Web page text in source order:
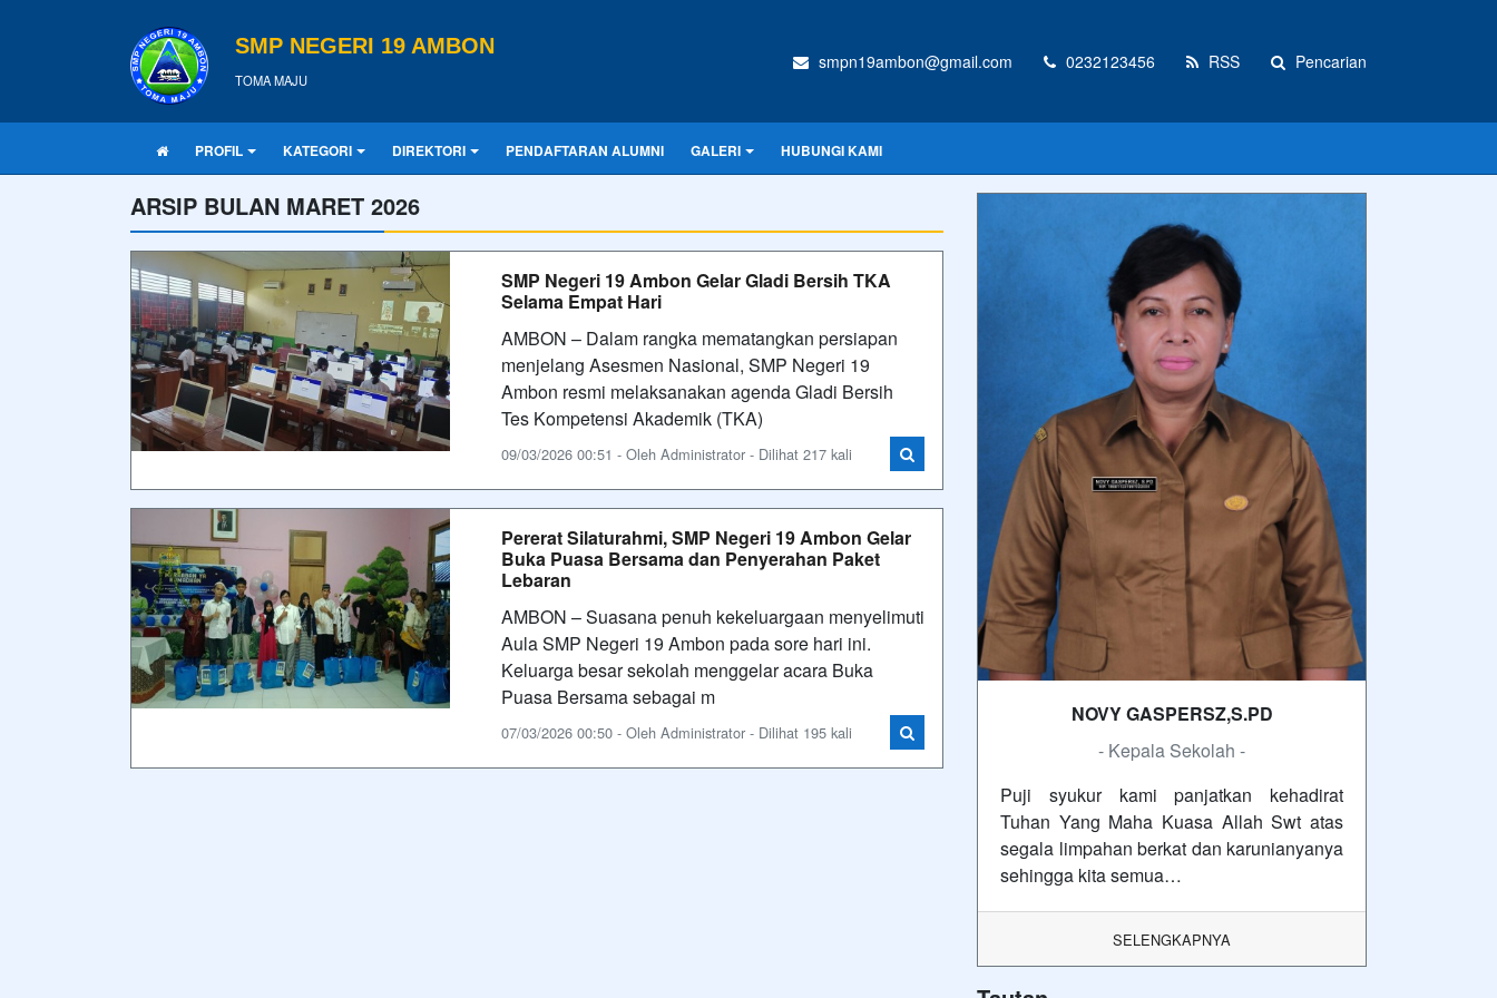
SMP NEGERI 19 AMBON
TOMA MAJU
smpn19ambon@gmail.com 0232123456 RSS Pencarian
PROFIL KATEGORI DIREKTORI PENDAFTARAN ALUMNI GALERI HUBUNGI KAMI
ARSIP BULAN MARET 2026
SMP Negeri 19 Ambon Gelar Gladi Bersih TKA
Selama Empat Hari
AMBON – Dalam rangka mematangkan persiapan
menjelang Asesmen Nasional, SMP Negeri 19
Ambon resmi melaksanakan agenda Gladi Bersih
Tes Kompetensi Akademik (TKA)
09/03/2026 00:51 - Oleh Administrator - Dilihat 217 kali
Pererat Silaturahmi, SMP Negeri 19 Ambon Gelar
Buka Puasa Bersama dan Penyerahan Paket
Lebaran
AMBON – Suasana penuh kekeluargaan menyelimuti
Aula SMP Negeri 19 Ambon pada sore hari ini.
Keluarga besar sekolah menggelar acara Buka
Puasa Bersama sebagai m
07/03/2026 00:50 - Oleh Administrator - Dilihat 195 kali
NOVY GASPERSZ,S.PD
- Kepala Sekolah -
Puji syukur kami panjatkan kehadirat
Tuhan Yang Maha Kuasa Allah Swt atas
segala limpahan berkat dan karunianyanya
sehingga kita semua…
SELENGKAPNYA